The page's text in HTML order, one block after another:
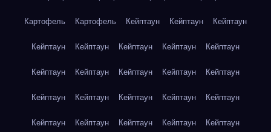
Картофель Картофель Кейптаун Кейптаун Кейптаун
Кейптаун Кейптаун Кейптаун Кейптаун Кейптаун
Кейптаун Кейптаун Кейптаун Кейптаун Кейптаун
Кейптаун Кейптаун Кейптаун Кейптаун Кейптаун
Кейптаун Кейптаун Кейптаун Кейптаун Кейптаун